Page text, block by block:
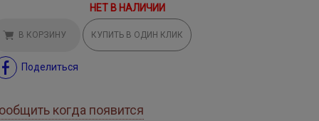
НЕТ В НАЛИЧИИ
В КОРЗИНУ КУПИТЬ В ОДИН КЛИК
Поделиться
когда появится